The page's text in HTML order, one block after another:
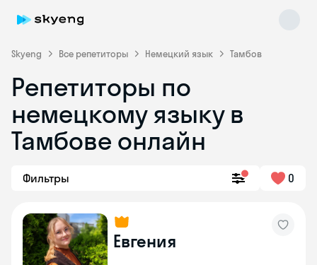
Skyeng Все репетиторы Немецкий язык Тамбов
Репетиторы по
немецкому языку в
Тамбове онлайн
Фильтры 0
Евгения
Skyeng Chat